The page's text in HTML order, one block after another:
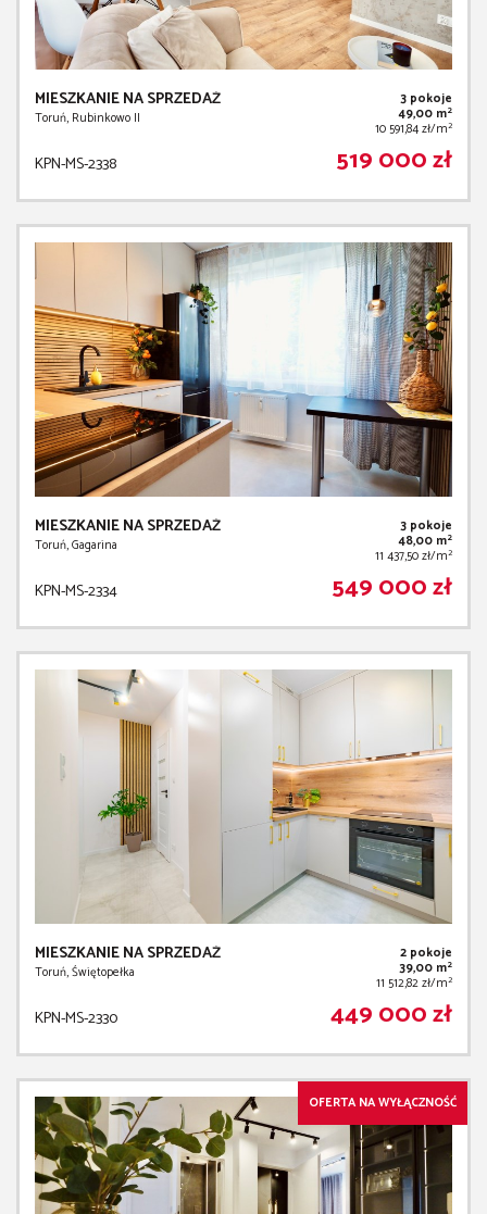
MIESZKANIE NA SPRZEDAŻ
Toruń, Rubinkowo II
3 pokoje
49,00 m2
10 591,84 zł/m2
KPN-MS-2338 519 000 zł
MIESZKANIE NA SPRZEDAŻ
Toruń, Gagarina
3 pokoje
48,00 m2
11 437,50 zł/m2
KPN-MS-2334 549 000 zł
MIESZKANIE NA SPRZEDAŻ
Toruń, Świętopełka
2 pokoje
39,00 m2
11 512,82 zł/m2
KPN-MS-2330 449 000 zł
OFERTA NA WYŁĄCZNOŚĆ